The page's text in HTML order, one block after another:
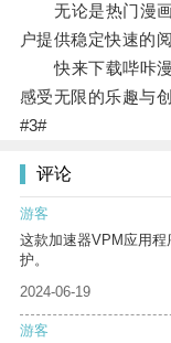
无论是热门漫画
户提供稳定快速的
快来下载哔咔漫
感受无限的乐趣与
#3#
评论
游客
这款加速器VPM应用
护。
2024-06-19
游客